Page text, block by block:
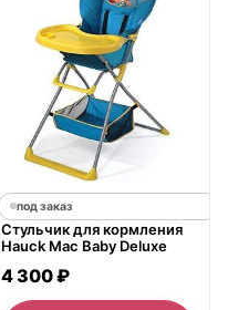
под заказ
Стульчик для кормления
Hauck Mac Baby Deluxe
4 300 ₽